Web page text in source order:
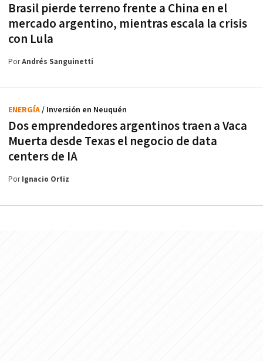
Brasil pierde terreno frente a China en el
mercado argentino, mientras escala la crisis
con Lula
PorAndrés Sanguinetti
Dos emprendedores argentinos traen a Vaca
Muerta desde Texas el negocio de data
centers de IA
ENERGÍA/ Inversión en Neuquén
PorIgnacio Ortiz